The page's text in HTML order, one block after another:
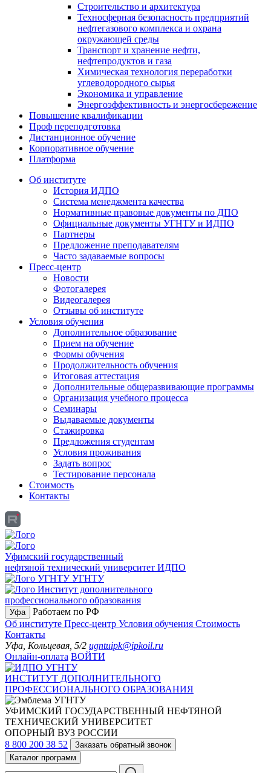
Строительство и архитектура
Техносферная безопасность предприятий
нефтегазового комплекса и охрана
окружающей среды
Транспорт и хранение нефти,
нефтепродуктов и газа
Химическая технология переработки
углеводородного сырья
Экономика и управление
Энергоэффективность и энергосбережение
Повышение квалификации
Проф переподготовка
Дистанционное обучение
Корпоративное обучение
Платформа
Об институте
История ИДПО
Система менеджмента качества
Нормативные правовые документы по ДПО
Официальные документы УГНТУ и ИДПО
Партнеры
Предложение преподавателям
Часто задаваемые вопросы
Пресс-центр
Новости
Фотогалерея
Видеогалерея
Отзывы об институте
Условия обучения
Дополнительное образование
Прием на обучение
Формы обучения
Продолжительность обучения
Итоговая аттестация
Дополнительные общеразвивающие программы
Организация учебного процесса
Семинары
Выдаваемые документы
Стажировка
Предложения студентам
Условия проживания
Задать вопрос
Тестирование персонала
Стоимость
Контакты
Уфимский государственный
нефтяной технический университет ИДПО
УГНТУ
Институт дополнительного
профессионального образования
Уфа
Работаем по РФ
Об институте Пресс-центр Условия обучения Стоимость
Контакты
Уфа, Кольцевая, 5/2 ugntuipk@ipkoil.ru
Онлайн-оплата ВОЙТИ
ИНСТИТУТ ДОПОЛНИТЕЛЬНОГО
ПРОФЕССИОНАЛЬНОГО ОБРАЗОВАНИЯ
УФИМСКИЙ ГОСУДАРСТВЕННЫЙ НЕФТЯНОЙ
ТЕХНИЧЕСКИЙ УНИВЕРСИТЕТ
ОПОРНЫЙ ВУЗ РОССИИ
8 800 200 38 52
Заказать обратный звонок
Каталог программ